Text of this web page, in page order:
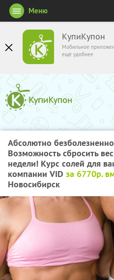
КупиКупон
Мобильное
ещё удобнее
Меню
Абсолютно
Возможность сбросить
недели! Курс солей для
компании VID за 6770р.
Новосибирск